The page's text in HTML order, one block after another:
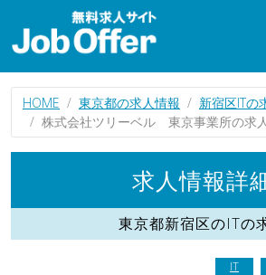
HOME 東京都の求人情報
新宿区ITの
株式会社ツリーベル 東京事業所の求
求人情報詳
東京都新宿区のITの
IT